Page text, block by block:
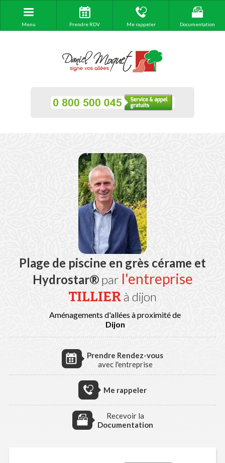
Menu Prendre RDV Me rappeler Documentation
Plage de piscine en grès cérame et
Hydrostar®par l'entreprise
TILLIERà dijon
Aménagements d'allées à proximité de
Dijon
Prendre Rendez-vous
avec l'entreprise
Me rappeler
Recevoir la
Documentation